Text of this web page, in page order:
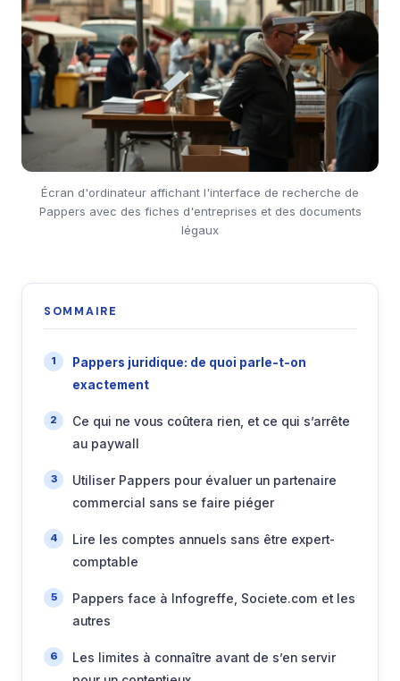
Écran d'ordinateur affichant l'interface de recherche de
Pappers avec des fiches d'entreprises et des documents
légaux
SOMMAIRE
Pappers juridique: de quoi parle-t-on
exactement
Ce qui ne vous coûtera rien, et ce qui s’arrête
au paywall
Utiliser Pappers pour évaluer un partenaire
commercial sans se faire piéger
Lire les comptes annuels sans être expert-
comptable
Pappers face à Infogreffe, Societe.com et les
autres
Les limites à connaître avant de s’en servir